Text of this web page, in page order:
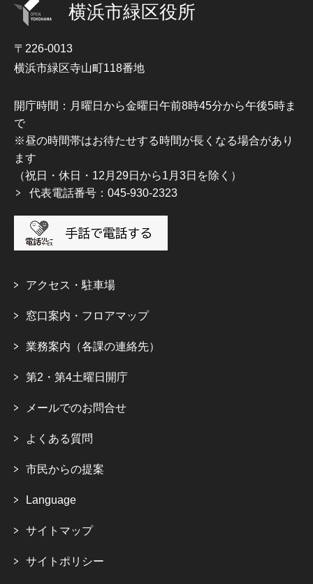
横浜市緑区役所
〒226-0013
横浜市緑区寺山町118番地
開庁時間：月曜日から金曜日午前8時45分から午後5時ま
で
※昼の時間帯はお待たせする時間が長くなる場合があり
ます
（祝日・休日・12月29日から1月3日を除く）
代表電話番号：045-930-2323
アクセス・駐車場
窓口案内・フロアマップ
業務案内（各課の連絡先）
第2・第4土曜日開庁
メールでのお問合せ
よくある質問
市民からの提案
Language
サイトマップ
サイトポリシー